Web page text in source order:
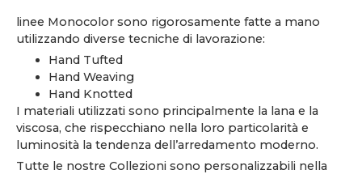
linee Monocolor sono rigorosamente fatte a mano
utilizzando diverse tecniche di lavorazione:
Hand Tufted
Hand Weaving
Hand Knotted
I materiali utilizzati sono principalmente la lana e la
viscosa, che rispecchiano nella loro particolarità e
luminosità la tendenza dell’arredamento moderno.
Tutte le nostre Collezioni sono personalizzabili nella